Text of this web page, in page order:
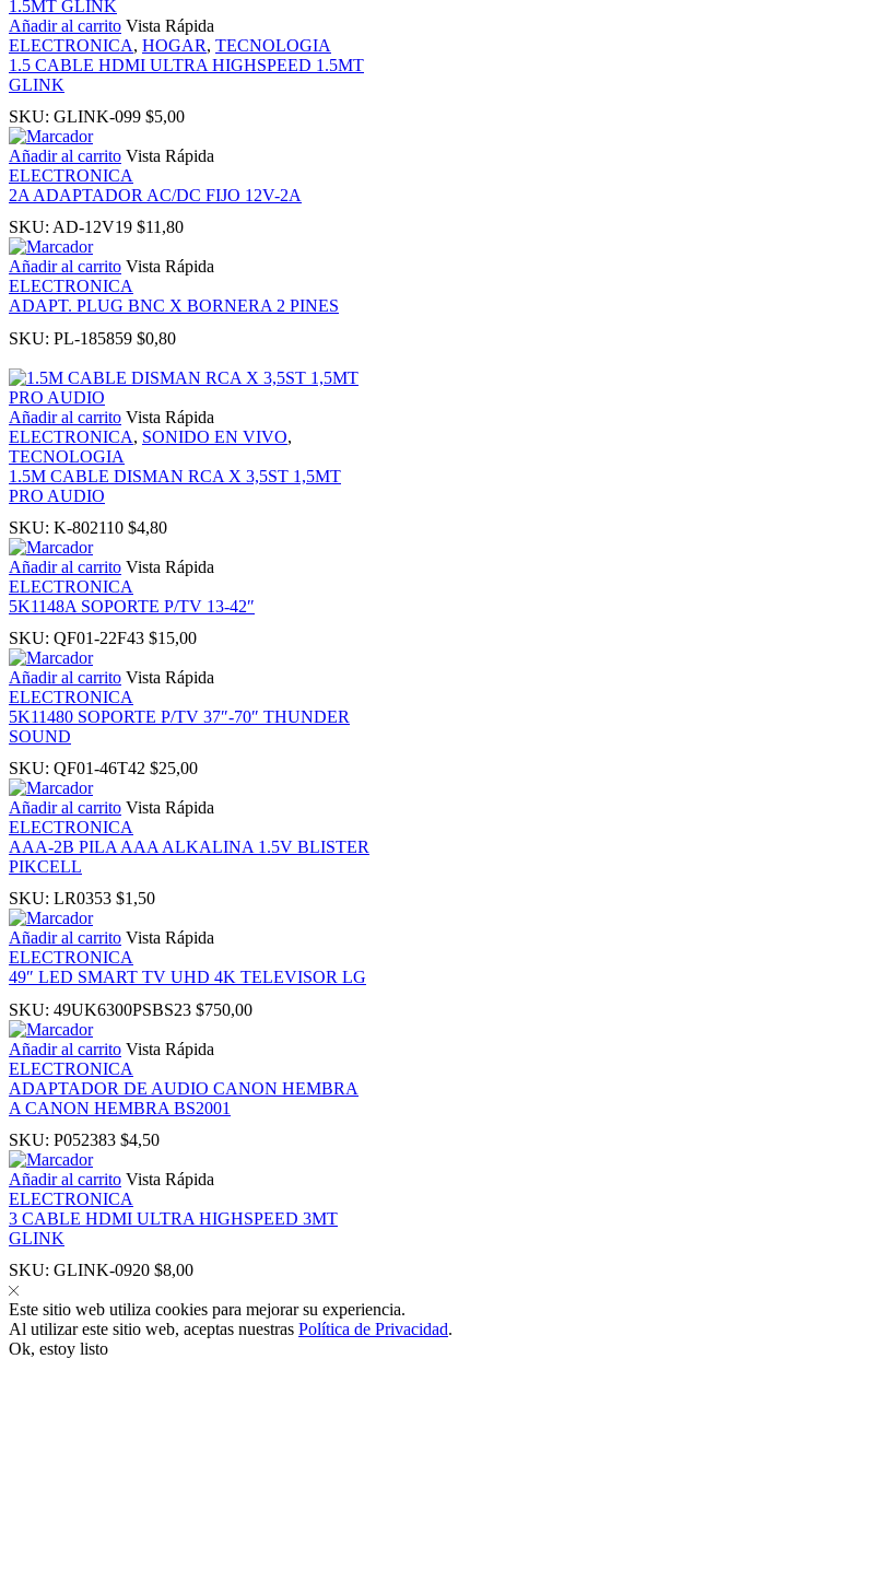
Añadir al carrito Vista Rápida
ELECTRONICA, HOGAR, TECNOLOGIA
1.5 CABLE HDMI ULTRA HIGHSPEED 1.5MT
GLINK
SKU: GLINK-099 $5,00
Añadir al carrito Vista Rápida
ELECTRONICA
2A ADAPTADOR AC/DC FIJO 12V-2A
SKU: AD-12V19 $11,80
Añadir al carrito Vista Rápida
ELECTRONICA
ADAPT. PLUG BNC X BORNERA 2 PINES
SKU: PL-185859 $0,80
Añadir al carrito Vista Rápida
ELECTRONICA, SONIDO EN VIVO,
TECNOLOGIA
1.5M CABLE DISMAN RCA X 3,5ST 1,5MT
PRO AUDIO
SKU: K-802110 $4,80
Añadir al carrito Vista Rápida
ELECTRONICA
5K1148A SOPORTE P/TV 13-42″
SKU: QF01-22F43 $15,00
Añadir al carrito Vista Rápida
ELECTRONICA
5K11480 SOPORTE P/TV 37″-70″ THUNDER
SOUND
SKU: QF01-46T42 $25,00
Añadir al carrito Vista Rápida
ELECTRONICA
AAA-2B PILA AAA ALKALINA 1.5V BLISTER
PIKCELL
SKU: LR0353 $1,50
Añadir al carrito Vista Rápida
ELECTRONICA
49″ LED SMART TV UHD 4K TELEVISOR LG
SKU: 49UK6300PSBS23 $750,00
Añadir al carrito Vista Rápida
ELECTRONICA
ADAPTADOR DE AUDIO CANON HEMBRA
A CANON HEMBRA BS2001
SKU: P052383 $4,50
Añadir al carrito Vista Rápida
ELECTRONICA
3 CABLE HDMI ULTRA HIGHSPEED 3MT
GLINK
SKU: GLINK-0920 $8,00
Este sitio web utiliza cookies para mejorar su experiencia.
Al utilizar este sitio web, aceptas nuestras Política de Privacidad.
Ok, estoy listo